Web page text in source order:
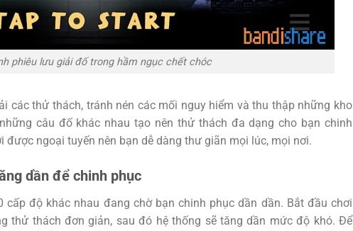
phiêu lưu giải đố trong hầm ngục chết chóc
các thử thách, tránh nén các mối nguy hiểm và thu thập những kho
câu đố khác nhau tạo nên thử thách đa dạng cho bạn chinh
được ngoại tuyến nên bạn dễ dàng thư giãn mọi lúc, mọi nơi.
dần để chinh phục
cấp độ khác nhau đang chờ bạn chinh phục dần dần. Bắt đầu chơi
thử thách đơn giản, sau đó hệ thống sẽ tăng dần mức độ khó. Để